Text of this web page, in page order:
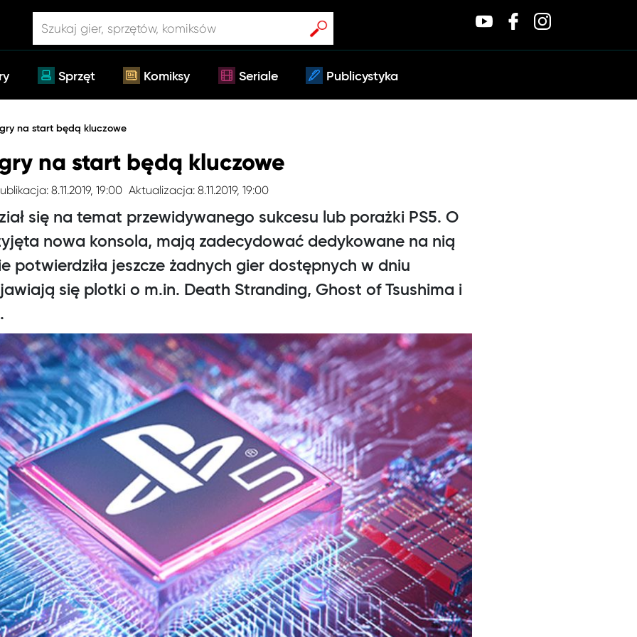
Sprzęt Komiksy Seriale Publicystyka
na start będą kluczowe
na start będą kluczowe
8.11.2019, 19:00 Aktualizacja: 8.11.2019, 19:00
się na temat przewidywanego sukcesu lub porażki PS5. O
nowa konsola, mają zadecydować dedykowane na nią
potwierdziła jeszcze żadnych gier dostępnych w dniu
się plotki o m.in. Death Stranding, Ghost of Tsushima i